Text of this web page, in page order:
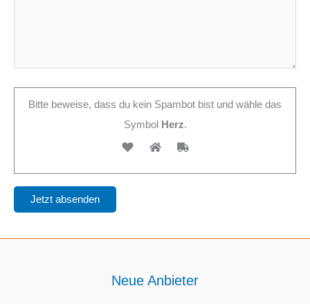
Bitte beweise, dass du kein Spambot bist und wähle das
Symbol
Herz.
Neue Anbieter